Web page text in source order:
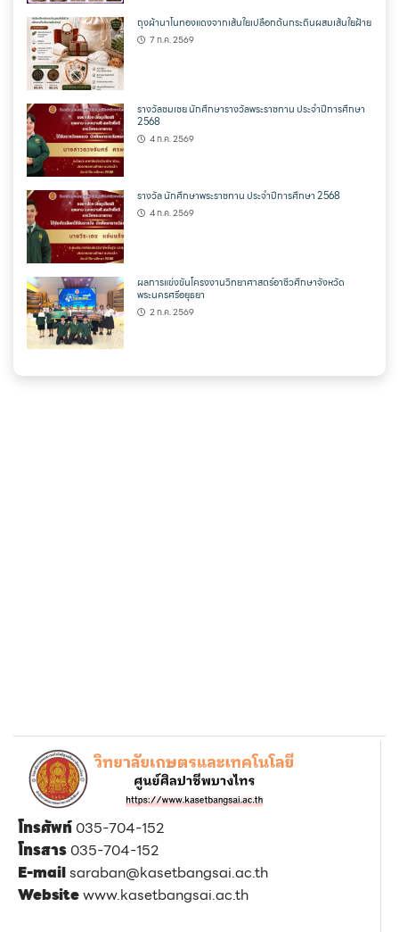
ถุงผ้านาโนทองแดงจากเส้นใยเปลือกต้นกระถินผสมเส้นใยฝ้าย
7 ก.ค. 2569
รางวัลชมเชย นักศึกษารางวัลพระราชทาน ประจำปีการศึกษา
2568
4 ก.ค. 2569
รางวัล นักศึกษาพระราชทาน ประจำปีการศึกษา 2568
4 ก.ค. 2569
ผลการแข่งขันโครงงานวิทยาศาสตร์อาชีวศึกษาจังหวัด
พระนครศรีอยุธยา
2 ก.ค. 2569
โทรศัพท์ 035-704-152
โทรสาร 035-704-152
E-mailsaraban@kasetbangsai.ac.th
Websitewww.kasetbangsai.ac.th